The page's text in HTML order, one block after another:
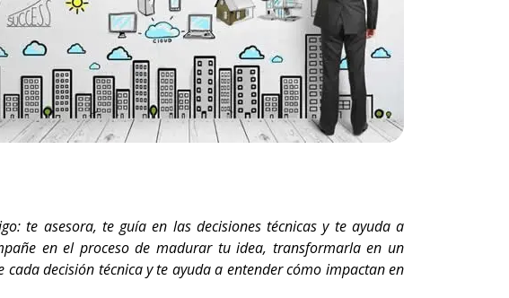
te asesora, te guía en las decisiones técnicas y te ayuda a
en el proceso de madurar tu idea, transformarla en un
decisión técnica y te ayuda a entender cómo impactan en